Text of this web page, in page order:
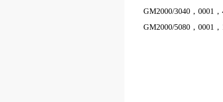
GM2000/3040，0001
GM2000/5080，0001